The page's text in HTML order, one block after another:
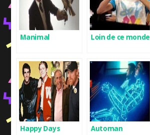
Manimal Loin de ce monde
Happy Days Automan